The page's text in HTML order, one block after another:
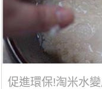
促進環保!淘米水